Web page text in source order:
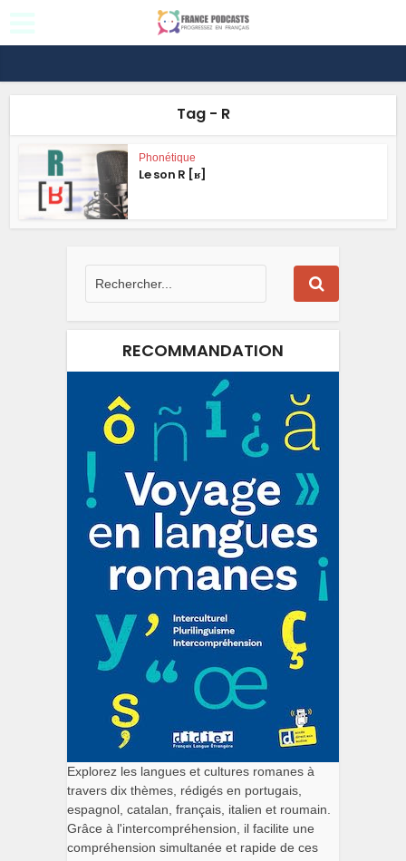
Tag - R
Phonétique
Le son R [ʁ]
RECOMMANDATION
Explorez les langues et cultures romanes à
travers dix thèmes, rédigés en portugais,
espagnol, catalan, français, italien et roumain.
Grâce à l'intercompréhension, il facilite une
compréhension simultanée et rapide de ces